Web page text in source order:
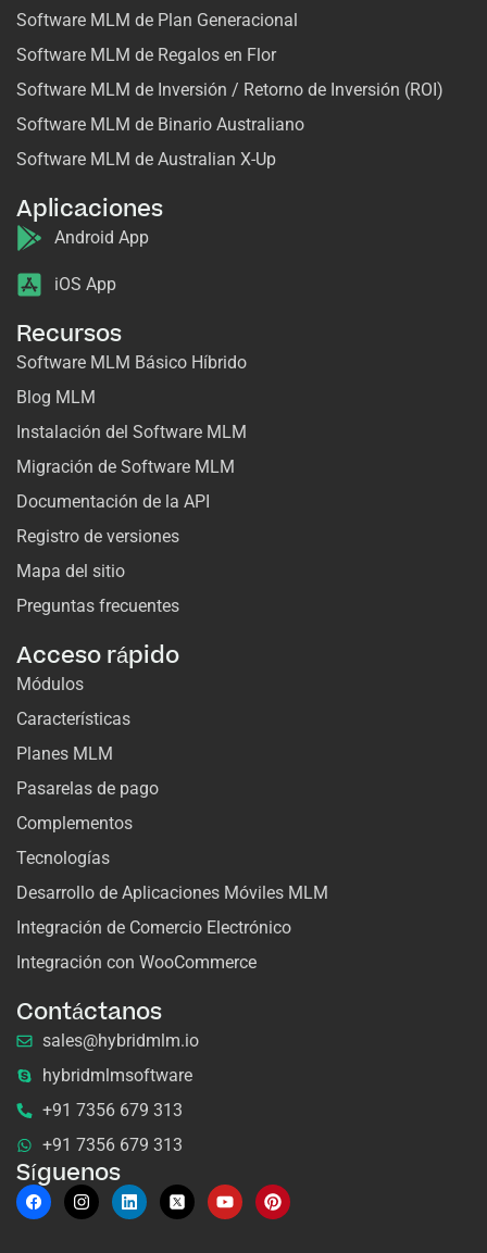
Software MLM de Plan Generacional
Software MLM de Regalos en Flor
Software MLM de Inversión / Retorno de Inversión (ROI)
Software MLM de Binario Australiano
Software MLM de Australian X-Up
Aplicaciones
Android App
iOS App
Recursos
Software MLM Básico Híbrido
Blog MLM
Instalación del Software MLM
Migración de Software MLM
Documentación de la API
Registro de versiones
Mapa del sitio
Preguntas frecuentes
Acceso rápido
Módulos
Características
Planes MLM
Pasarelas de pago
Complementos
Tecnologías
Desarrollo de Aplicaciones Móviles MLM
Integración de Comercio Electrónico
Integración con WooCommerce
Contáctanos
sales@hybridmlm.io
hybridmlmsoftware
+91 7356 679 313
+91 7356 679 313
Síguenos